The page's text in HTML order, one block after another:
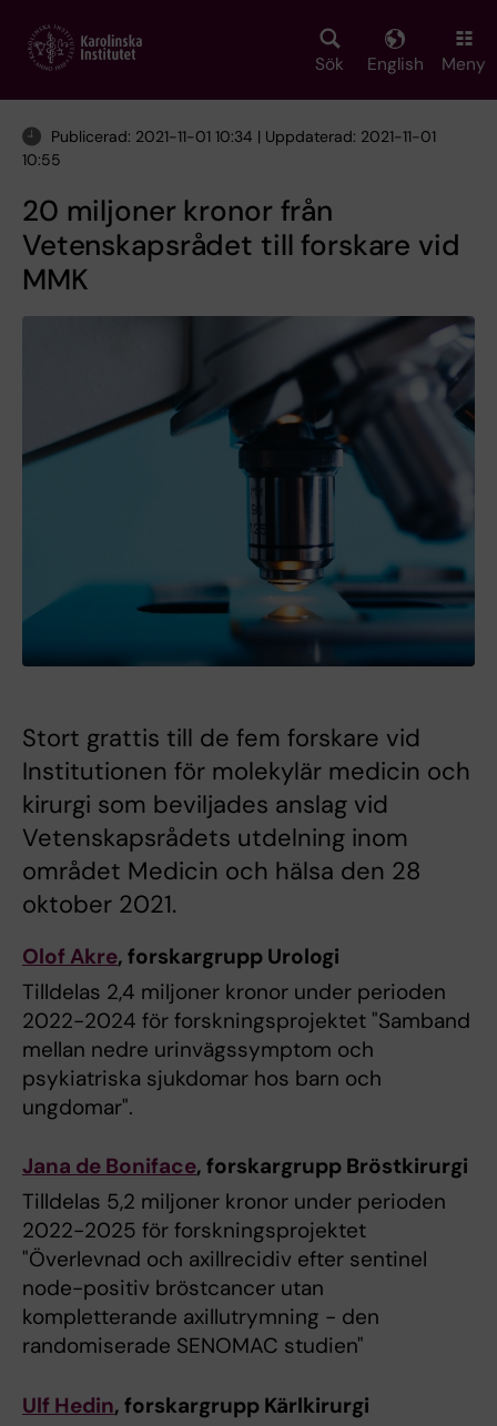
main
Sök English Meny
Publicerad: 2021-11-01 10:34 | Uppdaterad: 2021-11-01
10:55
20 miljoner kronor från
Vetenskapsrådet till forskare vid
MMK
Stort grattis till de fem forskare vid
Institutionen för molekylär medicin och
kirurgi som beviljades anslag vid
Vetenskapsrådets utdelning inom
området Medicin och hälsa den 28
oktober 2021.
Olof Akre, forskargrupp Urologi
Tilldelas 2,4 miljoner kronor under perioden
2022-2024 för forskningsprojektet "Samband
mellan nedre urinvägssymptom och
psykiatriska sjukdomar hos barn och
ungdomar".
Jana de Boniface, forskargrupp Bröstkirurgi
Tilldelas 5,2 miljoner kronor under perioden
2022-2025 för forskningsprojektet
"Överlevnad och axillrecidiv efter sentinel
node-positiv bröstcancer utan
kompletterande axillutrymning - den
randomiserade SENOMAC studien"
Ulf Hedin, forskargrupp Kärlkirurgi